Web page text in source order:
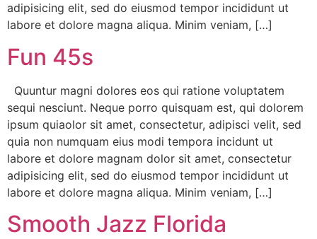
adipisicing elit, sed do eiusmod tempor incididunt ut
labore et dolore magna aliqua. Minim veniam, […]
Fun 45s
Quuntur magni dolores eos qui ratione voluptatem
sequi nesciunt. Neque porro quisquam est, qui dolorem
ipsum quiaolor sit amet, consectetur, adipisci velit, sed
quia non numquam eius modi tempora incidunt ut
labore et dolore magnam dolor sit amet, consectetur
adipisicing elit, sed do eiusmod tempor incididunt ut
labore et dolore magna aliqua. Minim veniam, […]
Smooth Jazz Florida